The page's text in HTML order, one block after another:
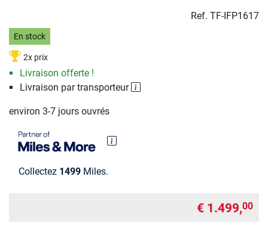
Ref. TF-IFP1617
En stock
2x prix
Livraison offerte !
Livraison par transporteur
environ 3-7 jours ouvrés
Collectez 1499 Miles.
€ 1.499,00